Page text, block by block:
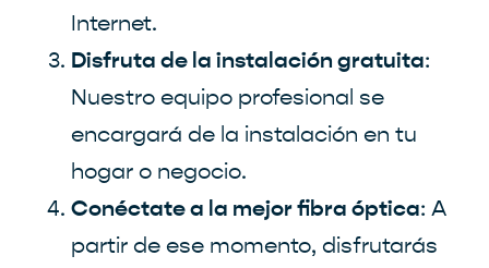
Internet.
Disfruta de la instalación gratuita:
Nuestro equipo profesional se
encargará de la instalación en tu
hogar o negocio.
Conéctate a la mejor fibra óptica: A
partir de ese momento, disfrutarás